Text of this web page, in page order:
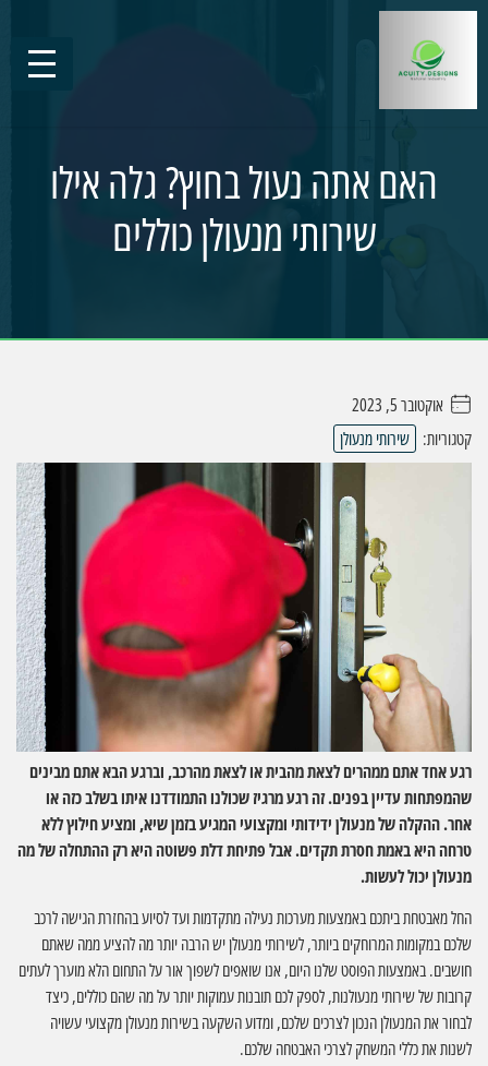
האם אתה נעול בחוץ? גלה אילו
שירותי מנעולן כוללים
. . . . .אוקטובר 5, 2023
קטגוריות: שירותי מנעולן
רגע אחד אתם ממהרים לצאת מהבית או לצאת מהרכב, וברגע הבא אתם מבינים
שהמפתחות עדיין בפנים. זה רגע מרגיז שכולנו התמודדנו איתו בשלב כזה או
אחר. ההקלה של מנעולן ידידותי ומקצועי המגיע בזמן שיא, ומציע חילוץ ללא
טרחה היא באמת חסרת תקדים. אבל פתיחת דלת פשוטה היא רק ההתחלה של מה
מנעולן יכול לעשות.
החל מאבטחת ביתכם באמצעות מערכות נעילה מתקדמות ועד לסיוע בהחזרת הגישה לרכב
שלכם במקומות המרוחקים ביותר, לשירותי מנעולן יש הרבה יותר מה להציע ממה שאתם
חושבים. באמצעות הפוסט שלנו היום, אנו שואפים לשפוך אור על התחום הלא מוערך לעתים
קרובות של שירותי מנעולנות, לספק לכם תובנות עמוקות יותר על מה שהם כוללים, כיצד
לבחור את המנעולן הנכון לצרכים שלכם, ומדוע השקעה בשירות מנעולן מקצועי עשויה
לשנות את כללי המשחק לצרכי האבטחה שלכם.